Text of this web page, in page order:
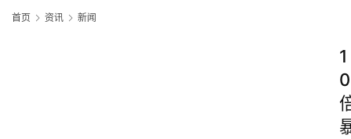
首页 资讯 新闻
1
0